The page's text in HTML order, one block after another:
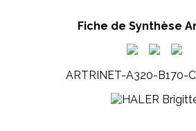
Fiche de Synthèse
ARTRINET-A320-B170-